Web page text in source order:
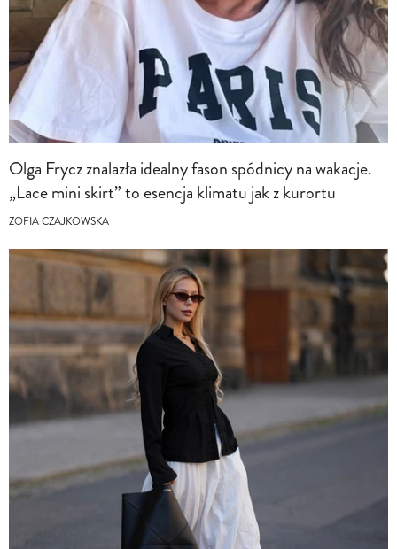
Olga Frycz znalazła idealny fason spódnicy na wakacje.
„Lace mini skirt” to esencja klimatu jak z kurortu
ZOFIA CZAJKOWSKA